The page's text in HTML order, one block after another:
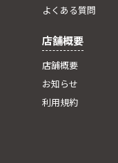
よくある質問
店舗概要
店舗概要
お知らせ
利用規約